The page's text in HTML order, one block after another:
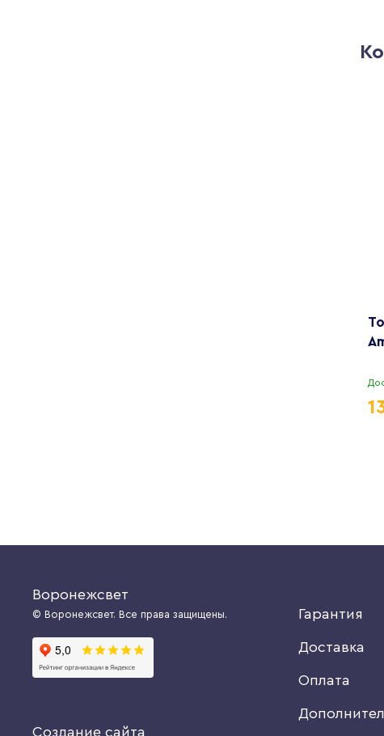
Воронежсвет
© Воронежсвет. Все права защищены.
Создание сайта
Гарантия
Доставка
Оплата